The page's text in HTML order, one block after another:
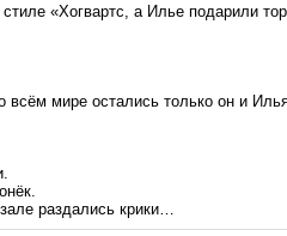
«Хогвартс, а Илье подарили
мире остались только он и
раздались крики…